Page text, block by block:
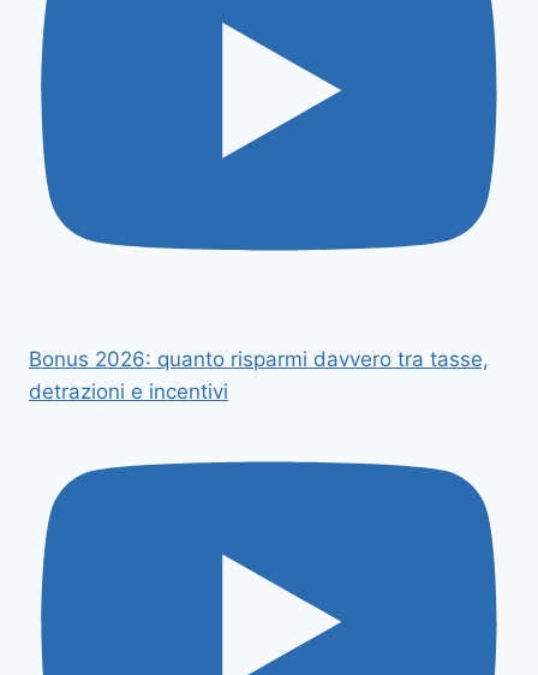
Bonus 2026: quanto risparmi davvero tra tasse,
detrazioni e incentivi